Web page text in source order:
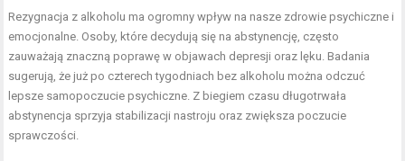
Rezygnacja z alkoholu ma ogromny wpływ na nasze zdrowie psychiczne i
emocjonalne. Osoby, które decydują się na abstynencję, często
zauważają znaczną poprawę w objawach depresji oraz lęku. Badania
sugerują, że już po czterech tygodniach bez alkoholu można odczuć
lepsze samopoczucie psychiczne. Z biegiem czasu długotrwała
abstynencja sprzyja stabilizacji nastroju oraz zwiększa poczucie
sprawczości.